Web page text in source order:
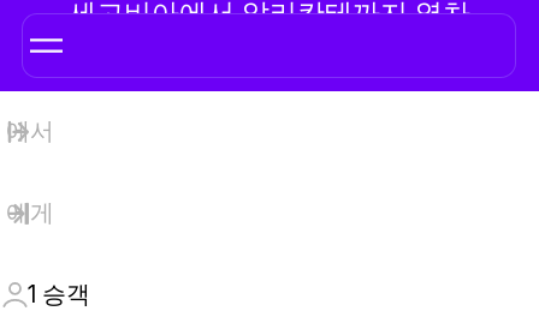
세고비아에서 알리칸테까지 열차
1 승객